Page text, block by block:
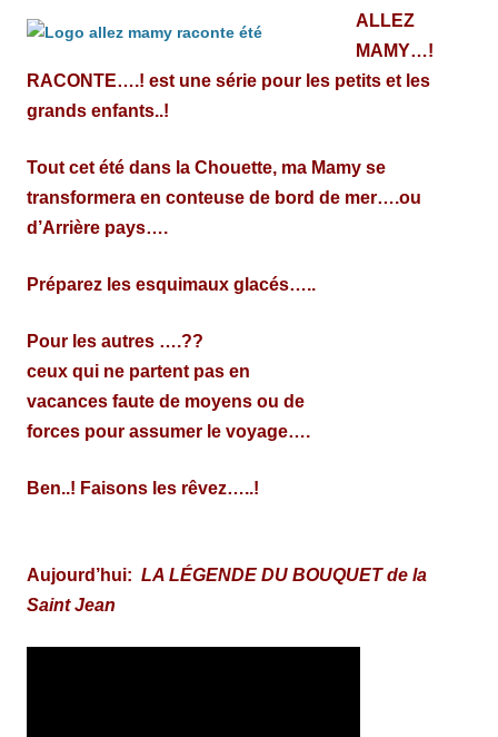
ALLEZ
MAMY…!
RACONTE….! est une série pour les petits et les
grands enfants..!
Tout cet été dans la Chouette, ma Mamy se
transformera en conteuse de bord de mer….ou
d’Arrière pays….
Préparez les esquimaux glacés…..
Pour les autres ….??
ceux qui ne partent pas en
vacances faute de moyens ou de
forces pour assumer le voyage….
Ben..! Faisons les rêvez…..!
Aujourd’hui: LA LÉGENDE DU BOUQUET de la
Saint Jean